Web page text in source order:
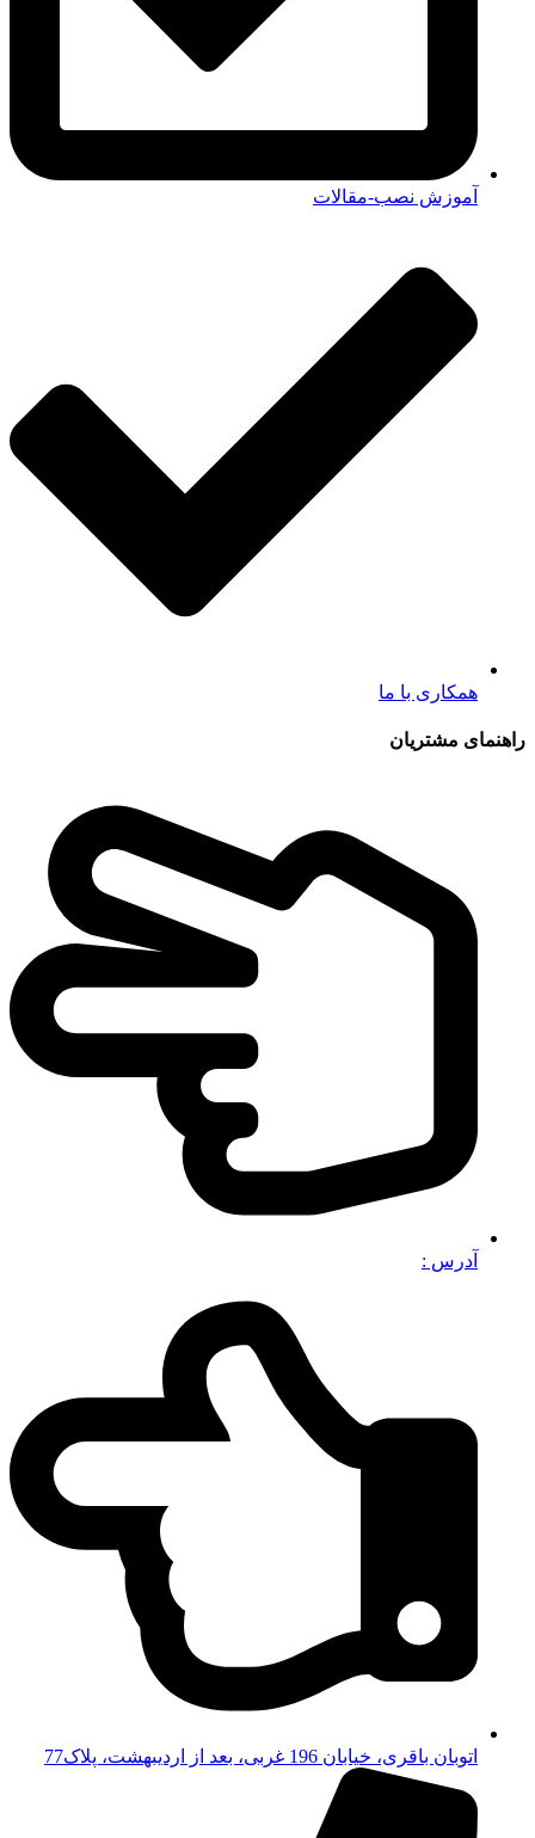
آموزش نصب-مقالات
همکاری با ما
راهنمای مشتریان
آدرس :
اتوبان باقری، خیابان 196 غربی، بعد از اردیبهشت، پلاک77